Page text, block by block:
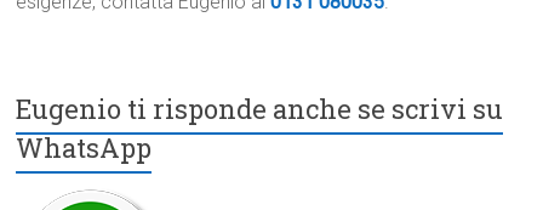
Eugenio ti risponde anche se scrivi su
WhatsApp